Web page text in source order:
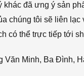
đã ưng ý sản
chúng tôi sẽ liên
có thể trực tiếp tới
Văn Minh, Ba Đình,